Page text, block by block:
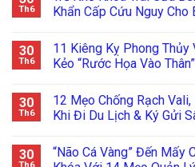
Th6
Khẩn Cấp Cứu Nguy Cho
30
Th6
11 Kiêng Kỵ Phong Thủy
Kẻo “Rước Họa Vào Thân”
30
Th6
12 Mẹo Chống Rạch
Khi Đi Du Lịch & Ký Gửi
30
“Não Cá Vàng” Đến Mấy